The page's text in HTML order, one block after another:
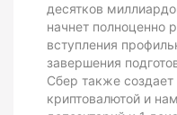
десятков
начнет полноценно
вступления
завершения
Сбер также создает
криптовалютой и